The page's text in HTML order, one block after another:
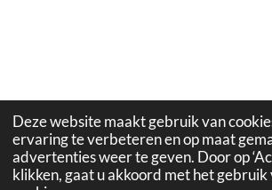
Deze website maakt gebruik van
ervaring te verbeteren en op maat
advertenties weer te geven. Door op
klikken, gaat u akkoord met het gebruik